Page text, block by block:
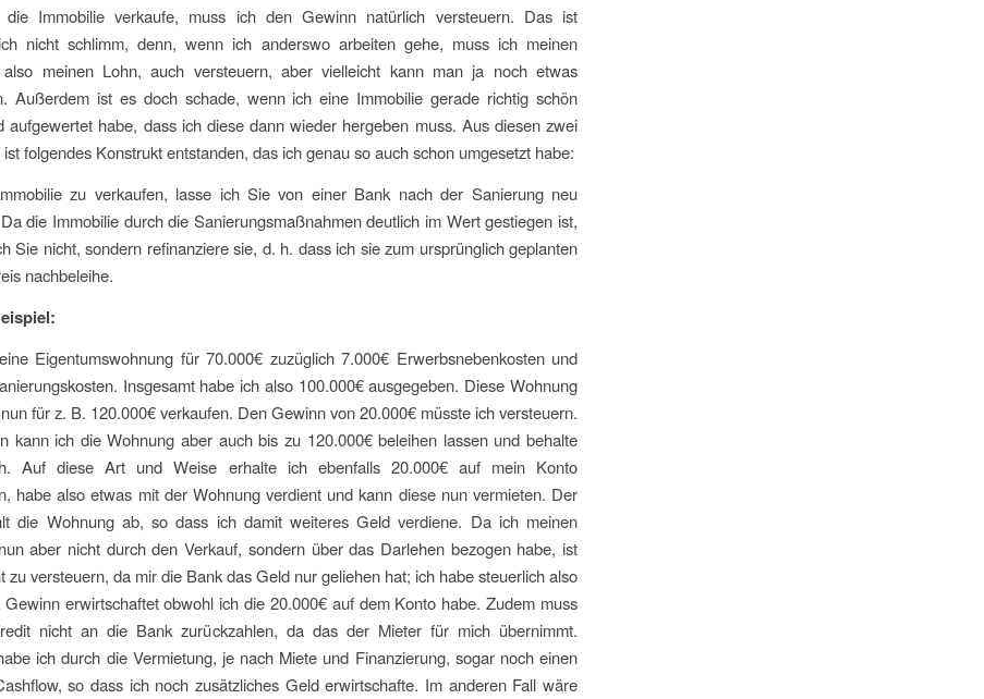
Immobilie verkaufe, muss ich den Gewinn natürlich versteuern. Das ist
nicht schlimm, denn, wenn ich anderswo arbeiten gehe, muss ich meinen
also meinen Lohn, auch versteuern, aber vielleicht kann man ja noch etwas
Außerdem ist es doch schade, wenn ich eine Immobilie gerade richtig schön
aufgewertet habe, dass ich diese dann wieder hergeben muss. Aus diesen zwei
folgendes Konstrukt entstanden, das ich genau so auch schon umgesetzt habe:
zu verkaufen, lasse ich Sie von einer Bank nach der Sanierung neu
die Immobilie durch die Sanierungsmaßnahmen deutlich im Wert gestiegen ist,
Sie nicht, sondern refinanziere sie, d. h. dass ich sie zum ursprünglich geplanten
nachbeleihe.
Eigentumswohnung für 70.000€ zuzüglich 7.000€ Erwerbsnebenkosten und
Insgesamt habe ich also 100.000€ ausgegeben. Diese Wohnung
für z. B. 120.000€ verkaufen. Den Gewinn von 20.000€ müsste ich versteuern.
kann ich die Wohnung aber auch bis zu 120.000€ beleihen lassen und behalte
Auf diese Art und Weise erhalte ich ebenfalls 20.000€ auf mein Konto
habe also etwas mit der Wohnung verdient und kann diese nun vermieten. Der
die Wohnung ab, so dass ich damit weiteres Geld verdiene. Da ich meinen
aber nicht durch den Verkauf, sondern über das Darlehen bezogen habe, ist
zu versteuern, da mir die Bank das Geld nur geliehen hat; ich habe steuerlich also
erwirtschaftet obwohl ich die 20.000€ auf dem Konto habe. Zudem muss
nicht an die Bank zurückzahlen, da das der Mieter für mich übernimmt.
ich durch die Vermietung, je nach Miete und Finanzierung, sogar noch einen
so dass ich noch zusätzliches Geld erwirtschafte. Im anderen Fall wäre